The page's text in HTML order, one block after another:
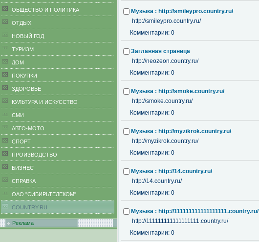
ОБЩЕСТВО И ПОЛИТИКА
ОТДЫХ
НОВЫЙ ГОД
ТУРИЗМ
ДОМ
ПОКУПКИ
ЗДОРОВЬЕ
КУЛЬТУРА И ИСКУССТВО
СМИ
АВТО-МОТО
СПОРТ
ПРОИЗВОДСТВО
БИЗНЕС
CПРАВКА
ОАО "СИБИРЬТЕЛЕКОМ"
COUNTRY.RU
Реклама
Музыка : http://smileypro.country.ru/
http://smileypro.country.ru/
Комментарии: 0
Заглавная страница
http://neozeon.country.ru/
Комментарии: 0
Музыка : http://smoke.country.ru/
http://smoke.country.ru/
Комментарии: 0
Музыка : http://myzikrok.country.ru/
http://myzikrok.country.ru/
Комментарии: 0
Музыка : http://14.country.ru/
http://14.country.ru/
Комментарии: 0
Музыка : http://111111111111111111.country.ru/
http://111111111111111111.country.ru/
Комментарии: 0